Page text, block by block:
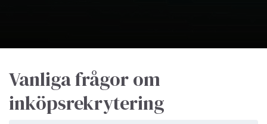
Vanliga frågor om
inköpsrekrytering